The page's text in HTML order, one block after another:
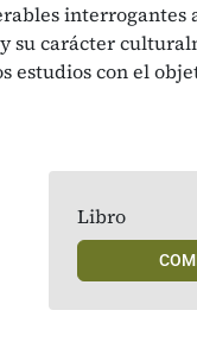
interrogantes
su carácter
estudios con el
Libro